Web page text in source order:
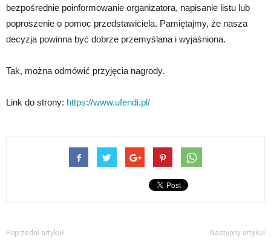
bezpośrednie poinformowanie organizatora, napisanie listu lub
poproszenie o pomoc przedstawiciela. Pamiętajmy, że nasza
decyzja powinna być dobrze przemyślana i wyjaśniona.
Tak, można odmówić przyjęcia nagrody.
Link do strony: https://www.ufendi.pl/
Poprzedni artykuł Następny artykuł